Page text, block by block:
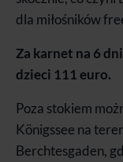
dla miłośników
Za karnet na 6
dzieci 111 euro.
Poza stokiem
Königssee na
Berchtesgaden,